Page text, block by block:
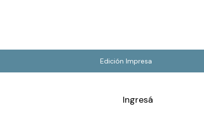
Edición Impresa
Ingresá